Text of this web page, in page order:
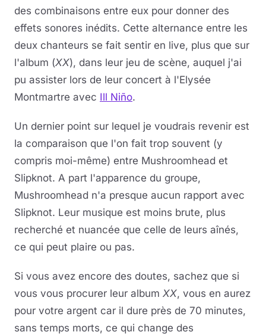
des combinaisons entre eux pour donner des
effets sonores inédits. Cette alternance entre les
deux chanteurs se fait sentir en live, plus que sur
l'album (XX), dans leur jeu de scène, auquel j'ai
pu assister lors de leur concert à l'Elysée
Montmartre avec Ill Niño.
Un dernier point sur lequel je voudrais revenir est
la comparaison que l'on fait trop souvent (y
compris moi-même) entre Mushroomhead et
Slipknot. A part l'apparence du groupe,
Mushroomhead n'a presque aucun rapport avec
Slipknot. Leur musique est moins brute, plus
recherché et nuancée que celle de leurs aînés,
ce qui peut plaire ou pas.
Si vous avez encore des doutes, sachez que si
vous vous procurer leur album XX, vous en aurez
pour votre argent car il dure près de 70 minutes,
sans temps morts, ce qui change des